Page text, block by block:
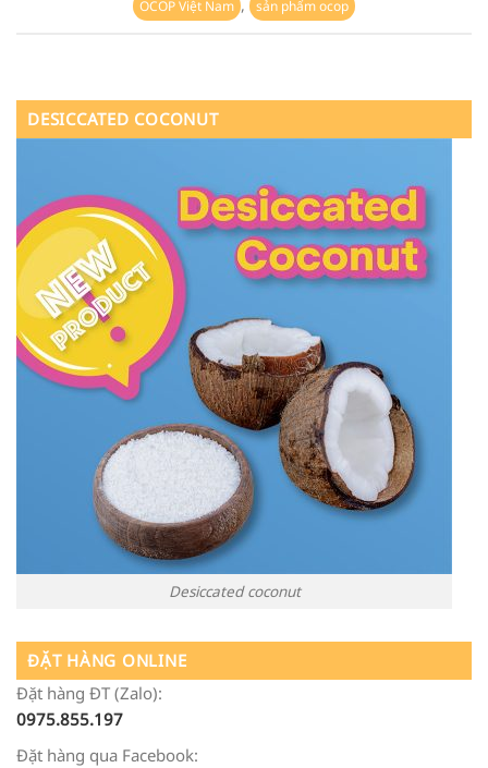
OCOP Việt Nam , sản phẩm ocop
DESICCATED COCONUT
Desiccated coconut
ĐẶT HÀNG ONLINE
Đặt hàng ĐT (Zalo):
0975.855.197
Đặt hàng qua Facebook: